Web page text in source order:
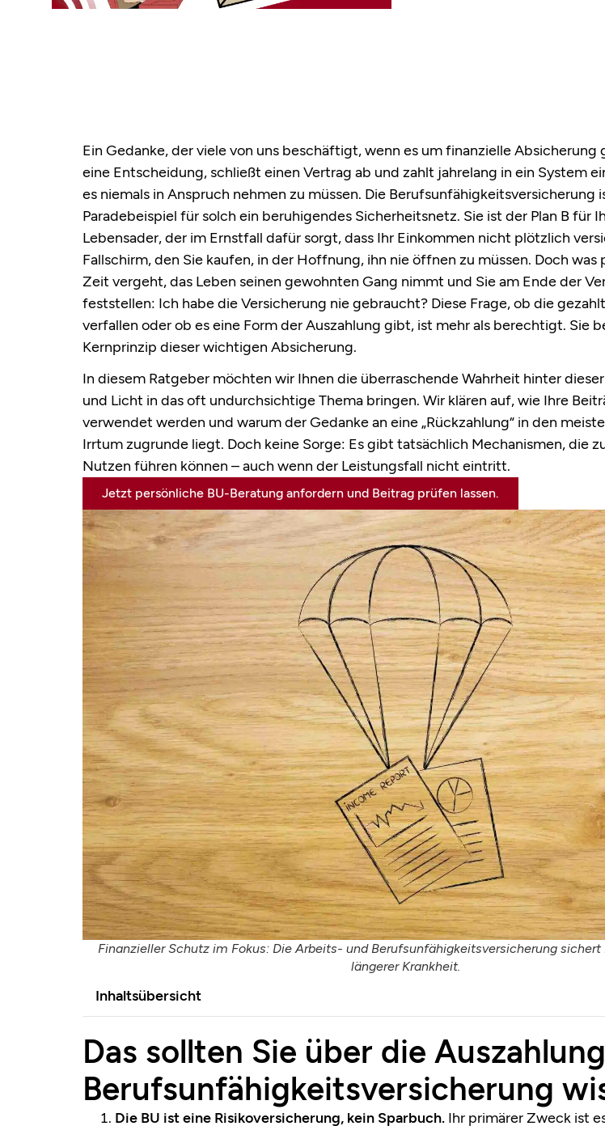
Ein Gedanke, der viele von uns beschäftigt, wenn es um finanzielle
eine Entscheidung, schließt einen Vertrag ab und zahlt jahrelang in ein System
es niemals in Anspruch nehmen zu müssen. Die Berufsunfähigkeitsversicherung
Paradebeispiel für solch ein beruhigendes Sicherheitsnetz. Sie ist der Plan B für
Lebensader, der im Ernstfall dafür sorgt, dass Ihr Einkommen nicht plötzlich
Fallschirm, den Sie kaufen, in der Hoffnung, ihn nie öffnen zu müssen. Doch was
Zeit vergeht, das Leben seinen gewohnten Gang nimmt und Sie am Ende der
feststellen: Ich habe die Versicherung nie gebraucht? Diese Frage, ob die
verfallen oder ob es eine Form der Auszahlung gibt, ist mehr als berechtigt. Sie
Kernprinzip dieser wichtigen Absicherung.
In diesem Ratgeber möchten wir Ihnen die überraschende Wahrheit hinter
und Licht in das oft undurchsichtige Thema bringen. Wir klären auf, wie Ihre
verwendet werden und warum der Gedanke an eine „Rückzahlung“ in den
Irrtum zugrunde liegt. Doch keine Sorge: Es gibt tatsächlich Mechanismen, die
Nutzen führen können – auch wenn der Leistungsfall nicht eintritt.
Jetzt persönliche BU-Beratung anfordern und Beitrag prüfen lassen.
Finanzieller Schutz im Fokus: Die Arbeits- und Berufsunfähigkeitsversicherung sichert
längerer Krankheit.
Inhaltsübersicht
Das sollten Sie über die
Berufsunfähigkeitsversicherung
Die BU ist eine Risikoversicherung, kein Sparbuch. Ihr primärer Zweck ist